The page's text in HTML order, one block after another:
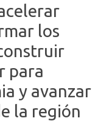
los
para
y avanzar
la región